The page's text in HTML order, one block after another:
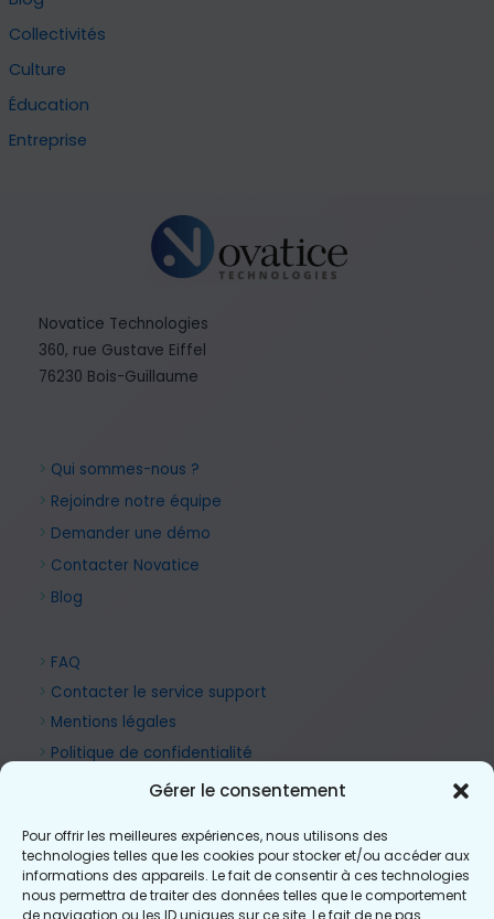
Gérer le consentement
Pour offrir les meilleures expériences, nous utilisons des
technologies telles que les cookies pour stocker et/ou accéder aux
informations des appareils. Le fait de consentir à ces technologies
nous permettra de traiter des données telles que le comportement
de navigation ou les ID uniques sur ce site. Le fait de ne pas
Collectivités
Culture
Éducation
Entreprise
Novatice Technologies
360, rue Gustave Eiffel
76230 Bois-Guillaume
> Qui sommes-nous ?
> Rejoindre notre équipe
> Demander une démo
> Contacter Novatice
> Blog
> FAQ
> Contacter le service support
> Mentions légales
> Politique de confidentialité